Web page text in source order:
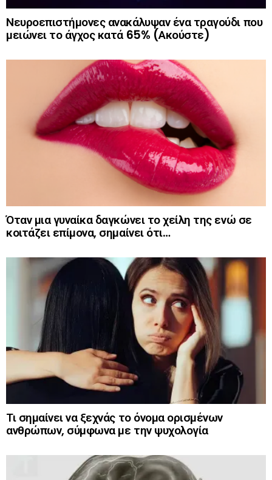
Νευροεπιστήμονες ανακάλυψαν ένα τραγούδι που
μειώνει το άγχος κατά 65% (Ακούστε)
Όταν μια γυναίκα δαγκώνει το χείλη της ενώ σε
κοιτάζει επίμονα, σημαίνει ότι…
Τι σημαίνει να ξεχνάς το όνομα ορισμένων
ανθρώπων, σύμφωνα με την ψυχολογία